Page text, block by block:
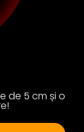
de 5 cm și o